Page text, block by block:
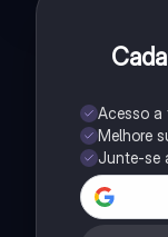
Acesso a
Melhore
Junte-se